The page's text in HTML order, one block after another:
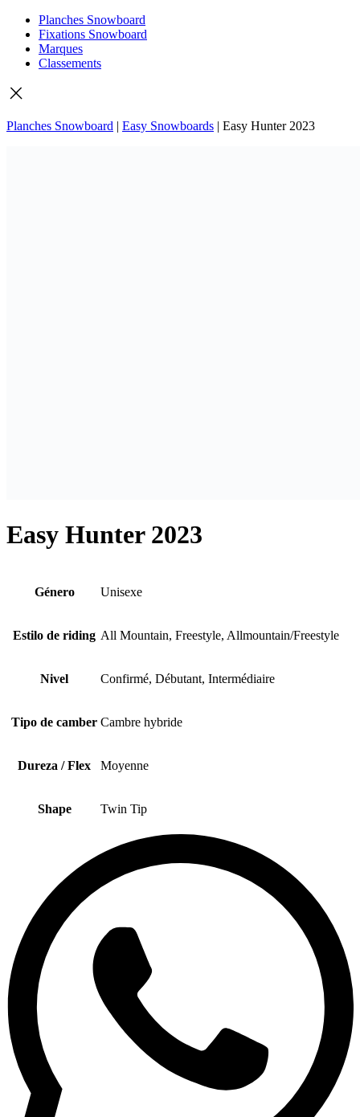
Planches Snowboard
Fixations Snowboard
Marques
Classements
Planches Snowboard | Easy Snowboards | Easy Hunter 2023
Easy Hunter 2023
Género Unisexe
Estilo de riding All Mountain, Freestyle, Allmountain/Freestyle
Nivel Confirmé, Débutant, Intermédiaire
Tipo de camber Cambre hybride
Dureza / Flex Moyenne
Shape Twin Tip